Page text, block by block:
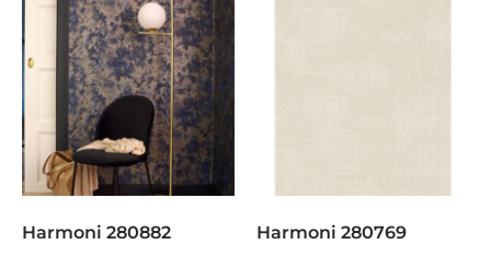
Harmoni 280882 Harmoni 280769